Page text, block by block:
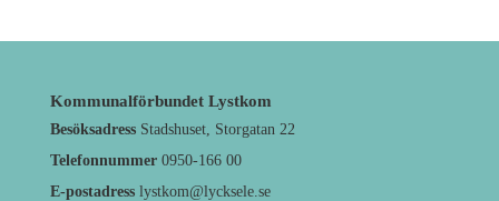
Kommunalförbundet Lystkom
Besöksadress Stadshuset, Storgatan 22
Telefonnummer 0950-166 00
E-postadress lystkom@lycksele.se